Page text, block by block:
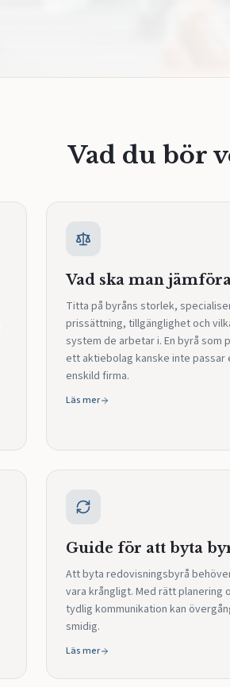
Vad du bör
Vad ska man
Titta på byråns storlek,
prissättning, tillgänglighet och
system de arbetar i. En byrå som
ett aktiebolag kanske inte passar
enskild firma.
Läs mer
Guide för att byta
Att byta redovisningsbyrå
vara krångligt. Med rätt planering
tydlig kommunikation kan
smidig.
Läs mer